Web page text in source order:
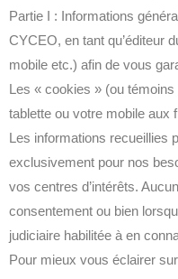
Partie I : Informations
CYCEO, en tant qu’éditeur
mobile etc.) afin de vous
Les « cookies » (ou
tablette ou votre mobile aux
Les informations recueillies
exclusivement pour nos
vos centres d’intérêts.
consentement ou bien
judiciaire habilitée à en
Pour mieux vous éclairer